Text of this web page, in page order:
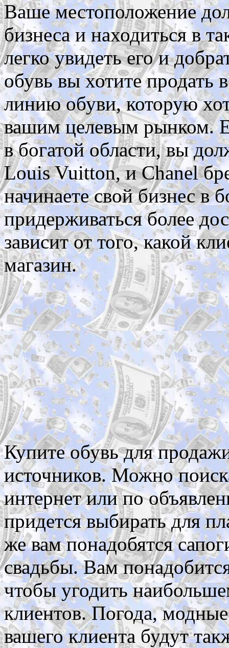
Ваше местоположение
бизнеса и находиться в
легко увидеть его и
обувь вы хотите продать
линию обуви, которую
вашим целевым рынком.
в богатой области, вы
Louis Vuitton, и Chanel
начинаете свой бизнес в
придерживаться более
зависит от того, какой
магазин.
Купите обувь для
источников. Можно
интернет или по
придется выбирать для
же вам понадобятся
свадьбы. Вам
чтобы угодить
клиентов. Погода,
вашего клиента будут